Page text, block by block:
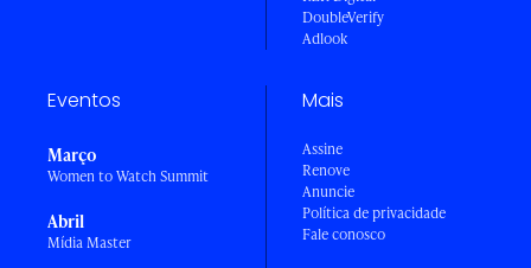
DoubleVerify
Adlook
Eventos
Março
Women to Watch Summit
Abril
Mídia Master
Mais
Assine
Renove
Anuncie
Política de privacidade
Fale conosco